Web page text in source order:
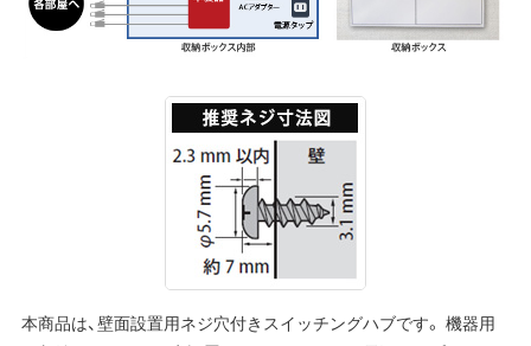
本商品は、壁面設置用ネジ穴付きスイッチングハブです。 機器用